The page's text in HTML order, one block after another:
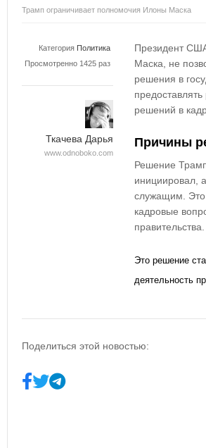
Трамп ограничивает полномочия Илоны Маска
Категория Политика
Просмотренно 1425 раз
Ткачева Дарья
www.odnoboko.com
Президент
Маска, не
решения в
решений в
Причины
Решение
инициировал,
служащим. Это
кадровые
правительства.
Это решение
деятельность
Поделиться этой новостью: